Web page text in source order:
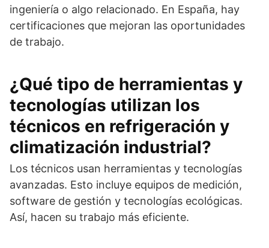
ingeniería o algo relacionado. En España, hay
certificaciones que mejoran las oportunidades
de trabajo.
¿Qué tipo de herramientas y
tecnologías utilizan los
técnicos en refrigeración y
climatización industrial?
Los técnicos usan herramientas y tecnologías
avanzadas. Esto incluye equipos de medición,
software de gestión y tecnologías ecológicas.
Así, hacen su trabajo más eficiente.